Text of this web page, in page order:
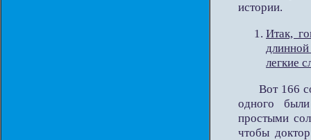
истории.
Итак,
легкие
Вот 166
одного
простыми
чтобы